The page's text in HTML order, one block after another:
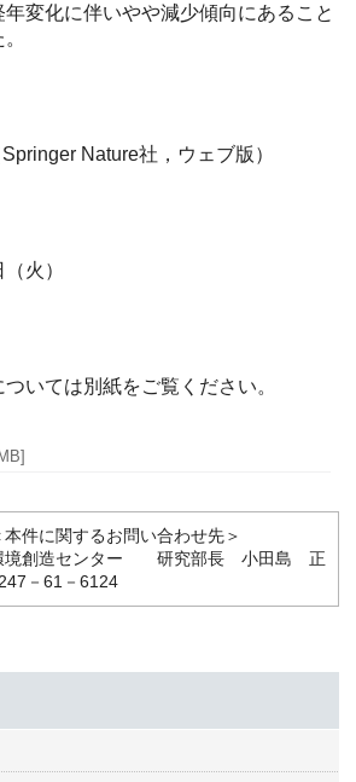
変化に伴いやや減少傾向にあること
Nature社，ウェブ版）
火）
いては別紙をご覧ください。
に関するお問い合わせ先＞
境創造センター 研究部長 小田島 正
－61－6124